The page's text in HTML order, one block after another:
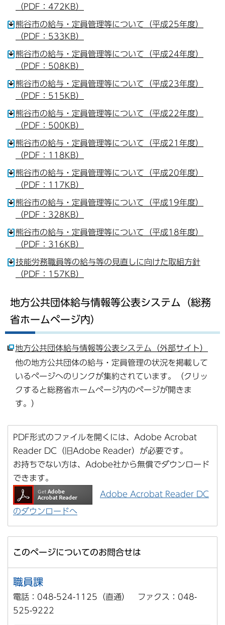
（PDF：472KB）
熊谷市の給与・定員管理等について（平成25年度）
（PDF：533KB）
熊谷市の給与・定員管理等について（平成24年度）
（PDF：508KB）
熊谷市の給与・定員管理等について（平成23年度）
（PDF：515KB）
熊谷市の給与・定員管理等について（平成22年度）
（PDF：500KB）
熊谷市の給与・定員管理等について（平成21年度）
（PDF：118KB）
熊谷市の給与・定員管理等について（平成20年度）
（PDF：117KB）
熊谷市の給与・定員管理等について（平成19年度）
（PDF：328KB）
熊谷市の給与・定員管理等について（平成18年度）
（PDF：316KB）
技能労務職員等の給与等の見直しに向けた取組方針
（PDF：157KB）
地方公共団体給与情報等公表システム（総務
省ホームページ内）
地方公共団体給与情報等公表システム（外部サイト）
他の地方公共団体の給与・定員管理の状況を掲載して
いるページへのリンクが集約されています。（クリッ
クすると総務省ホームページ内のページが開きま
す。）
PDF形式のファイルを開くには、Adobe Acrobat
Reader DC（旧Adobe Reader）が必要です。
お持ちでない方は、Adobe社から無償でダウンロード
できます。
Adobe Acrobat Reader DC
のダウンロードへ
このページについてのお問合せは
職員課
電話：048-524-1125（直通） ファクス：048-
525-9222